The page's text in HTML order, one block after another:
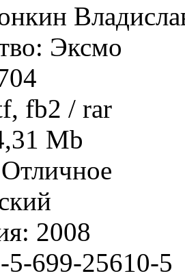
Эксмо
fb2 / rar
Mb
Отличное
2008
5-699-25610-5